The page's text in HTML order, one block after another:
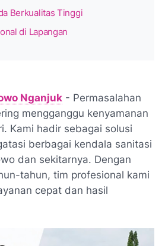
Berkualitas Tinggi
di Lapangan
Nganjuk - Permasalahan
mengganggu kenyamanan
Kami hadir sebagai solusi
berbagai kendala sanitasi
dan sekitarnya. Dengan
tahun, tim profesional kami
cepat dan hasil